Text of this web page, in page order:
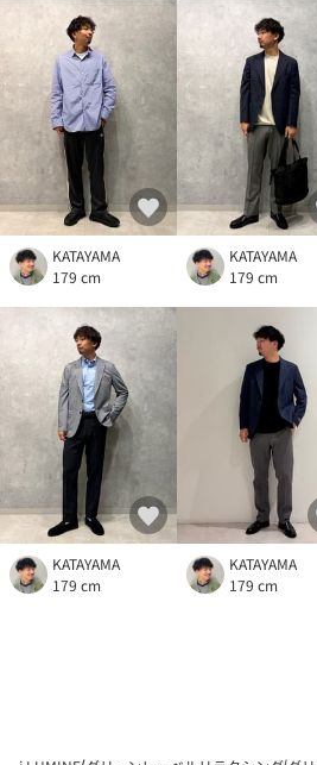
KATAYAMA
179 cm
KATAYAMA
179 cm
KATAYAMA
179 cm
KATAYAMA
179 cm